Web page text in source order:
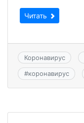
Читать
Коронавирус
#коронавирус